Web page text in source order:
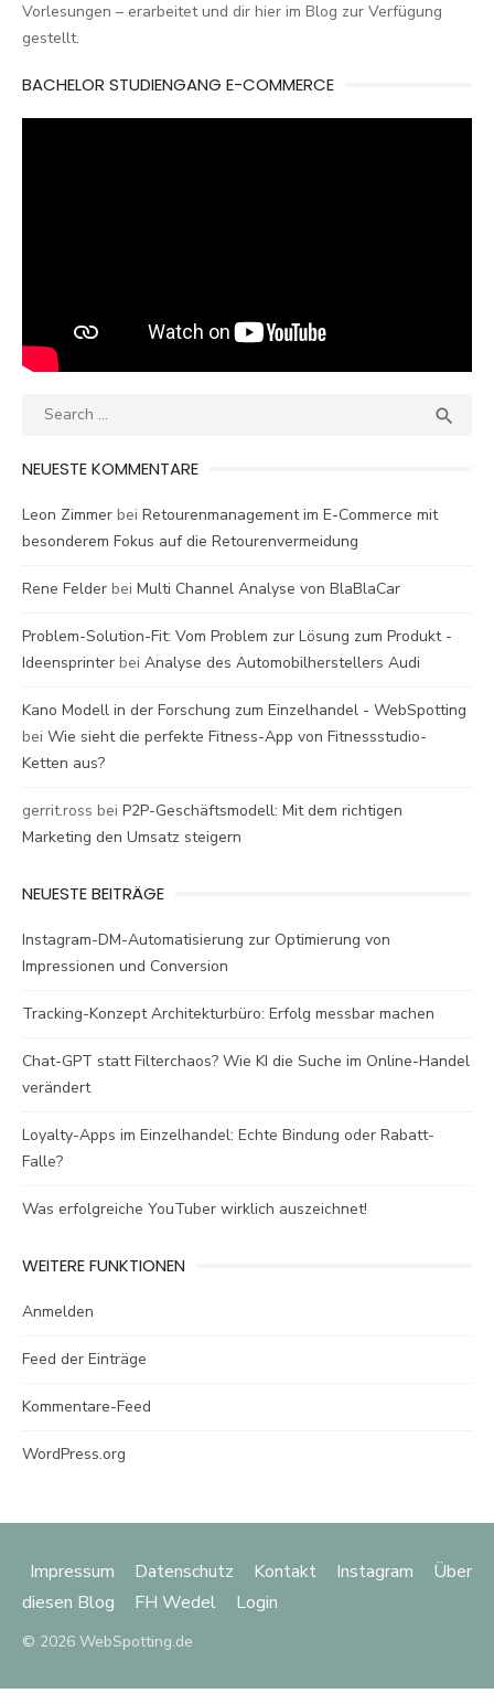
Vorlesungen – erarbeitet und dir hier im Blog zur Verfügung
gestellt.
BACHELOR STUDIENGANG E-COMMERCE
Search

NEUESTE KOMMENTARE
Leon Zimmer bei Retourenmanagement im E-Commerce mit
besonderem Fokus auf die Retourenvermeidung
Rene Felder bei Multi Channel Analyse von BlaBlaCar
Problem-Solution-Fit: Vom Problem zur Lösung zum Produkt -
Ideensprinter bei Analyse des Automobilherstellers Audi
Kano Modell in der Forschung zum Einzelhandel - WebSpotting
bei Wie sieht die perfekte Fitness-App von Fitnessstudio-
Ketten aus?
gerrit.ross bei P2P-Geschäftsmodell: Mit dem richtigen
Marketing den Umsatz steigern
NEUESTE BEITRÄGE
Instagram-DM-Automatisierung zur Optimierung von
Impressionen und Conversion
Tracking-Konzept Architekturbüro: Erfolg messbar machen
Chat-GPT statt Filterchaos? Wie KI die Suche im Online-Handel
verändert
Loyalty-Apps im Einzelhandel: Echte Bindung oder Rabatt-
Falle?
Was erfolgreiche YouTuber wirklich auszeichnet!
WEITERE FUNKTIONEN
Anmelden
Feed der Einträge
Kommentare-Feed
WordPress.org
Impressum Datenschutz Kontakt Instagram
Über
diesen Blog
FH Wedel Login
© 2026 WebSpotting.de